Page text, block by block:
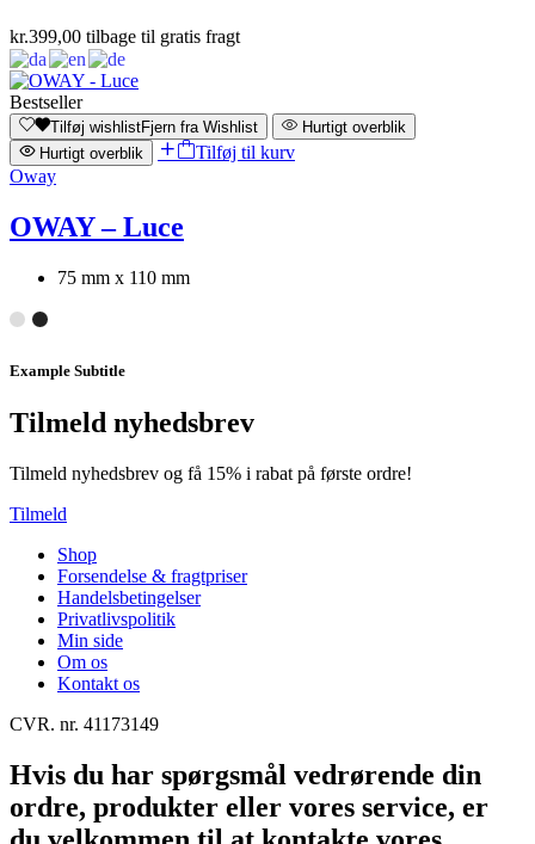
kr.399,00 tilbage til gratis fragt
Bestseller
Tilføj wishlistFjern fra Wishlist
Hurtigt overblik
Hurtigt overblik
Tilføj til kurv
Oway
OWAY – Luce
75 mm x 110 mm
Example Subtitle
Tilmeld nyhedsbrev
Tilmeld nyhedsbrev og få 15% i rabat på første ordre!
Tilmeld
Shop
Forsendelse & fragtpriser
Handelsbetingelser
Privatlivspolitik
Min side
Om os
Kontakt os
CVR. nr. 41173149
Hvis du har spørgsmål vedrørende din
ordre, produkter eller vores service, er